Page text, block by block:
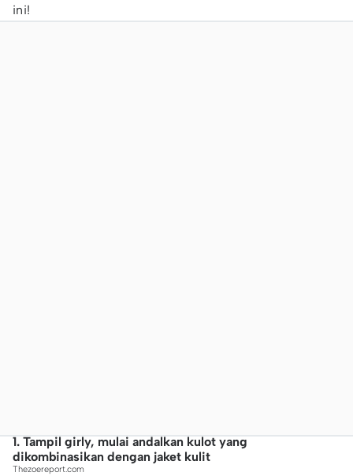
ini!
1. Tampil girly, mulai andalkan kulot yang
dikombinasikan dengan jaket kulit
Thezoereport.com